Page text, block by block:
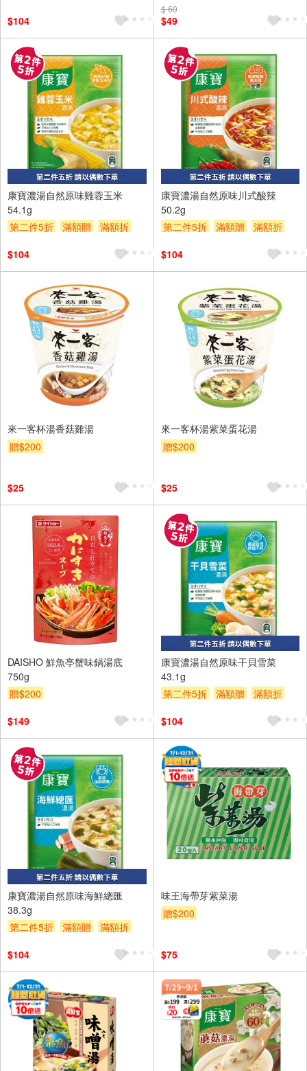
$104
$ 60
$49
康寶濃湯自然原味雞蓉玉米
54.1g
第二件5折
滿額贈
滿額折
$104
康寶濃湯自然原味川式酸辣
50.2g
第二件5折
滿額贈
滿額折
$104
來一客杯湯香菇雞湯
贈$200
$25
來一客杯湯紫菜蛋花湯
贈$200
$25
DAISHO 鮮魚亭蟹味鍋湯底
750g
贈$200
$149
康寶濃湯自然原味干貝雪菜
43.1g
第二件5折
滿額贈
滿額折
$104
康寶濃湯自然原味海鮮總匯
38.3g
第二件5折
滿額贈
滿額折
$104
味王海帶芽紫菜湯
贈$200
$75